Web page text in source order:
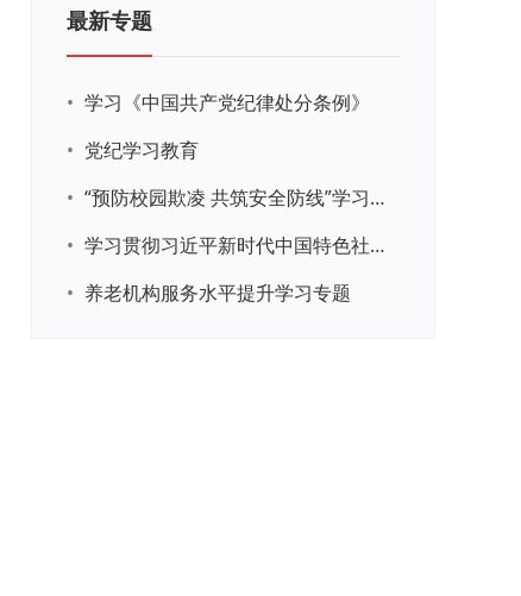
最新专题
• 学习《中国共产党纪律处分条例》
• 党纪学习教育
•
“预防校园欺凌 共筑安全防线”学习专题
•
学习贯彻习近平新时代中国特色社会主义思想主题教育
• 养老机构服务水平提升学习专题